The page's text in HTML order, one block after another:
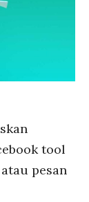
tool
pesan